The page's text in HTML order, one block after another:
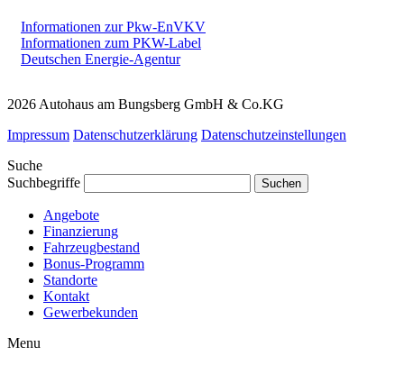
Informationen zur Pkw-EnVKV
Informationen zum PKW-Label
Deutschen Energie-Agentur
2026 Autohaus am Bungsberg GmbH & Co.KG
Impressum Datenschutzerklärung Datenschutzeinstellungen
Suche
Suchbegriffe
Angebote
Finanzierung
Fahrzeugbestand
Bonus-Programm
Standorte
Kontakt
Gewerbekunden
Menu